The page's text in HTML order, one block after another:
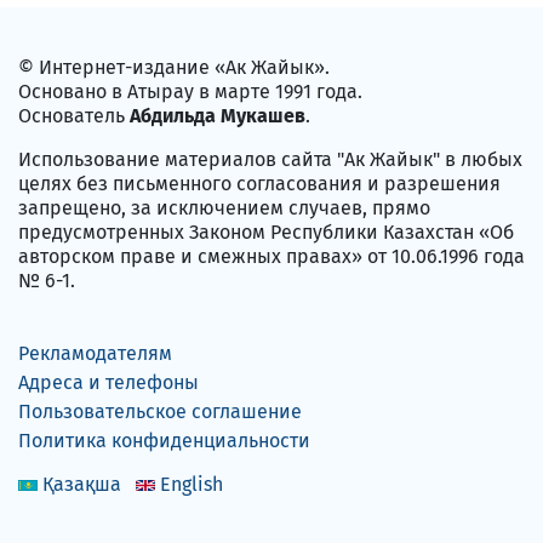
© Интернет-издание «Ак Жайык».
Основано в Атырау в марте 1991 года.
Основатель Абдильда Мукашев.
Использование материалов сайта "Ак Жайык" в любых
целях без письменного согласования и разрешения
запрещено, за исключением случаев, прямо
предусмотренных Законом Республики Казахстан «Об
авторском праве и смежных правах» от 10.06.1996 года
№ 6-1.
Рекламодателям
Адреса и телефоны
Пользовательское соглашение
Политика конфиденциальности
Қазақша
English